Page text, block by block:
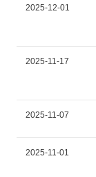
2025-12-01
2025-11-17
2025-11-07
2025-11-01